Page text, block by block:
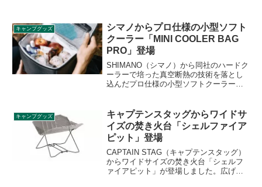
キャンプグッズ
シマノからプロ仕様の小型ソフト
クーラー「MINI COOLER BAG
PRO」登場
SHIMANO（シマノ）から同社のハードク
ーラーで培った真空断熱の技術を落とし
込んだプロ仕様の小型ソフトクーラー
パネルを搭載した高保冷力ランチボック
スです。詳細をレビューします。
キャンプグッズ
キャプテンスタッグからワイドサ
イズの焚き火台「シェルファイア
ピット」登場
CAPTAIN STAG（キャプテンスタッグ）
からワイドサイズの焚き火台「シェルフ
ァイアピット」が登場しました。広げる